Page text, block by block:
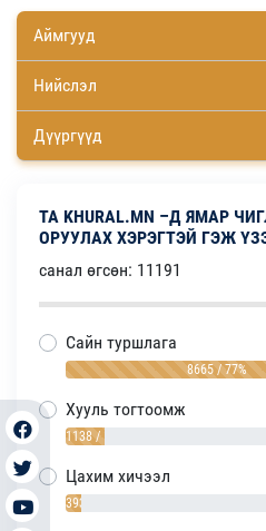
Аймгууд
Нийслэл
Дүүргүүд
ТА KHURAL.MN –Д ЯМАР
ОРУУЛАХ ХЭРЭГТЭЙ ГЭЖ
санал өгсөн: 11191
Сайн туршлага
8665 / 77%
Хууль тогтоомж
1138 / 10%
Цахим хичээл
393 / 4%